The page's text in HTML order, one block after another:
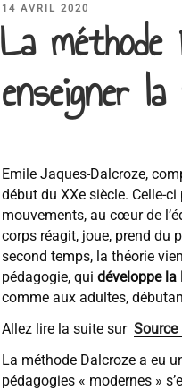
PUBLIÉ
14 AVRIL 2020
La
enseigner
Emile Jaques-Dalcroze,
début du XXe siècle. Celle-ci
mouvements, au cœur de
corps réagit, joue, prend du
second temps, la théorie
pédagogie, qui développe la
comme aux adultes,
Allez lire la suite sur Source
La méthode Dalcroze a eu
pédagogies « modernes »